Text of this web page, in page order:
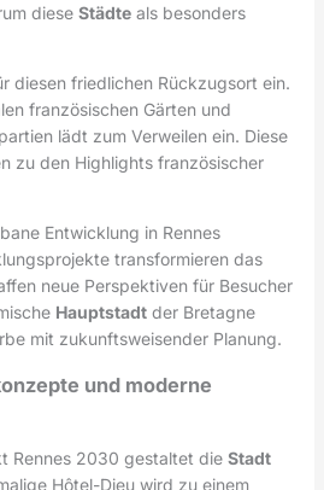
diese Städteals besonders
diesen friedlichen Rückzugsort ein.
französischen Gärten und
lädt zum Verweilen ein. Diese
zu den Highlights französischer
Entwicklung in Rennes
transformieren das
neue Perspektiven für Besucher
Hauptstadtder Bretagne
mit zukunftsweisender Planung.
und moderne
Rennes 2030 gestaltet die Stadt
Hôtel-Dieu wird zu einem